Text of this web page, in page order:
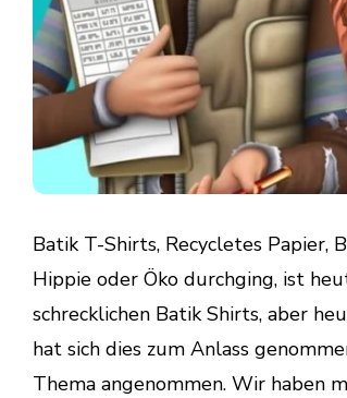
Batik T-Shirts, Recycletes Papier,
Hippie oder Öko durchging, ist
schrecklichen Batik Shirts, aber
hat sich dies zum Anlass
Thema angenommen. Wir haben